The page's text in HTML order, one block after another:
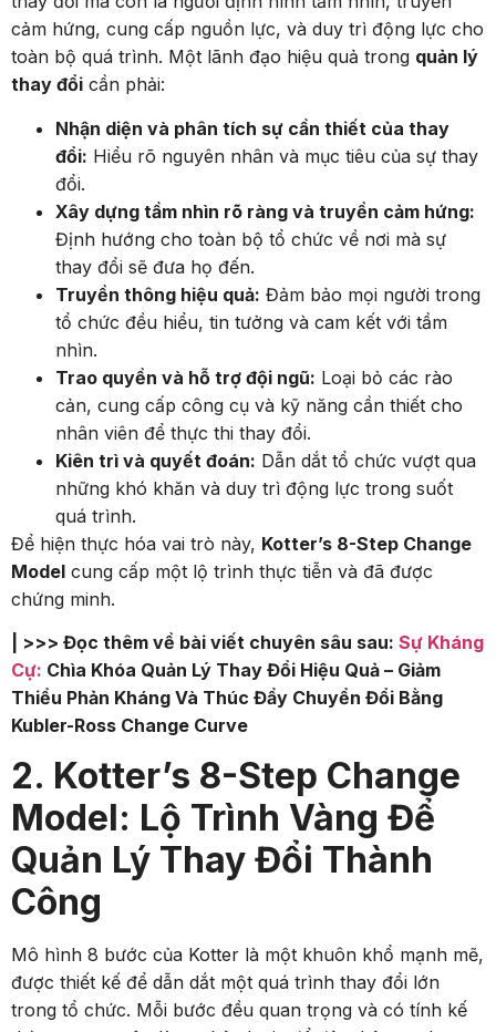
cảm hứng, cung cấp nguồn lực, và duy trì động lực cho
toàn bộ quá trình. Một lãnh đạo hiệu quả trong quản lý
thay đổi cần phải:
Nhận diện và phân tích sự cần thiết của thay
đổi: Hiểu rõ nguyên nhân và mục tiêu của sự thay
đổi.
Xây dựng tầm nhìn rõ ràng và truyền cảm hứng:
Định hướng cho toàn bộ tổ chức về nơi mà sự
thay đổi sẽ đưa họ đến.
Truyền thông hiệu quả: Đảm bảo mọi người trong
tổ chức đều hiểu, tin tưởng và cam kết với tầm
nhìn.
Trao quyền và hỗ trợ đội ngũ: Loại bỏ các rào
cản, cung cấp công cụ và kỹ năng cần thiết cho
nhân viên để thực thi thay đổi.
Kiên trì và quyết đoán: Dẫn dắt tổ chức vượt qua
những khó khăn và duy trì động lực trong suốt
quá trình.
Để hiện thực hóa vai trò này, Kotter’s 8-Step Change
Model cung cấp một lộ trình thực tiễn và đã được
chứng minh.
| >>> Đọc thêm về bài viết chuyên sâu sau: Sự Kháng
Cự: Chìa Khóa Quản Lý Thay Đổi Hiệu Quả – Giảm
Thiểu Phản Kháng Và Thúc Đẩy Chuyển Đổi Bằng
Kubler-Ross Change Curve
2. Kotter’s 8-Step Change
Model: Lộ Trình Vàng Để
Quản Lý Thay Đổi Thành
Công
Mô hình 8 bước của Kotter là một khuôn khổ mạnh mẽ,
được thiết kế để dẫn dắt một quá trình thay đổi lớn
trong tổ chức. Mỗi bước đều quan trọng và có tính kế